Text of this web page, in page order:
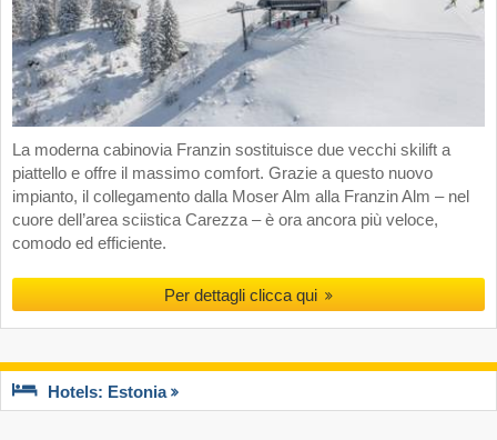
La moderna cabinovia Franzin sostituisce due vecchi skilift a
piattello e offre il massimo comfort. Grazie a questo nuovo
impianto, il collegamento dalla Moser Alm alla Franzin Alm – nel
cuore dell’area sciistica Carezza – è ora ancora più veloce,
comodo ed efficiente.
Per dettagli clicca qui
Hotels: Estonia